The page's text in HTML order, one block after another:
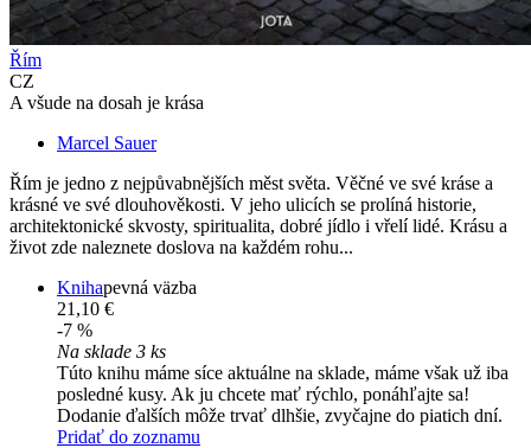
Řím
CZ
A všude na dosah je krása
Marcel Sauer
Řím je jedno z nejpůvabnějších měst světa. Věčné ve své kráse a
krásné ve své dlouhověkosti. V jeho ulicích se prolíná historie,
architektonické skvosty, spiritualita, dobré jídlo i vřelí lidé. Krásu a
život zde naleznete doslova na každém rohu...
Knihapevná väzba
21,10 €
-7 %
Na sklade 3 ks
Túto knihu máme síce aktuálne na sklade, máme však už iba
posledné kusy. Ak ju chcete mať rýchlo, ponáhľajte sa!
Dodanie ďalších môže trvať dlhšie, zvyčajne do piatich dní.
Pridať do zoznamu